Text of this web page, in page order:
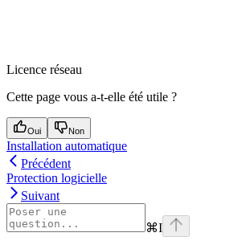
Licence réseau
Cette page vous a-t-elle été utile ?
Oui Non
Installation automatique
Précédent
Protection logicielle
Suivant
⌘I